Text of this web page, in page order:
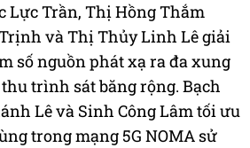
Lực Trần, Thị Hồng Thắm
và Thị Thủy Linh Lê giải
số nguồn phát xạ ra đa xung
trình sát băng rộng. Bạch
Lê và Sinh Công Lâm tối ưu
trong mạng 5G NOMA sử